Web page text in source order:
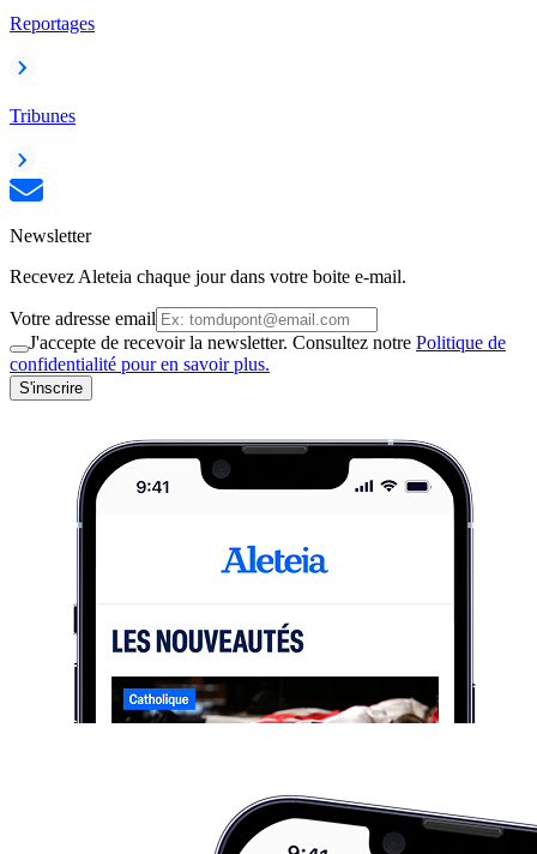
Reportages
Tribunes
Newsletter
Recevez Aleteia chaque jour dans votre boite e-mail.
Votre adresse email
J'accepte de recevoir la newsletter. Consultez notre Politique de
confidentialité pour en savoir plus.
S'inscrire